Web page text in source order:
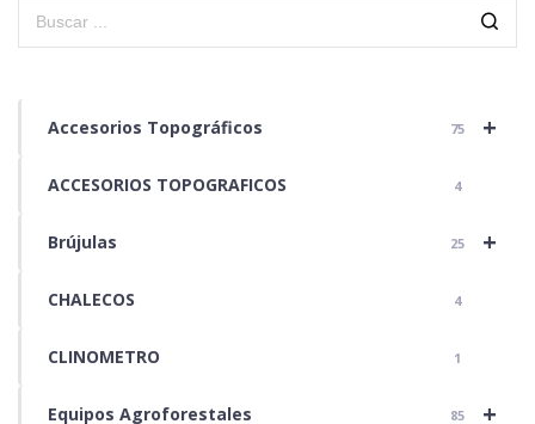
+
Accesorios Topográficos 75
ACCESORIOS TOPOGRAFICOS 4
+
Brújulas 25
CHALECOS 4
CLINOMETRO 1
+
Equipos Agroforestales 85